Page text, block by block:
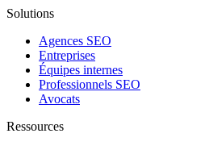
Solutions
Agences SEO
Entreprises
Équipes internes
Professionnels SEO
Avocats
Ressources